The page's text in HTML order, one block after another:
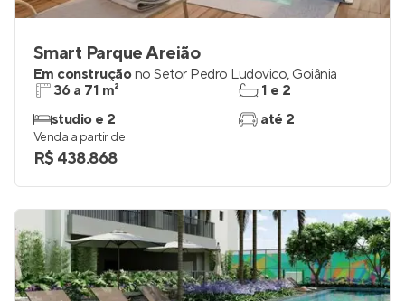
Smart Parque Areião
Em construçãono Setor Pedro Ludovico, Goiânia
36 a 71 m²
studio e 2
1 e 2
até 2
Venda a partir de
R$ 438.868